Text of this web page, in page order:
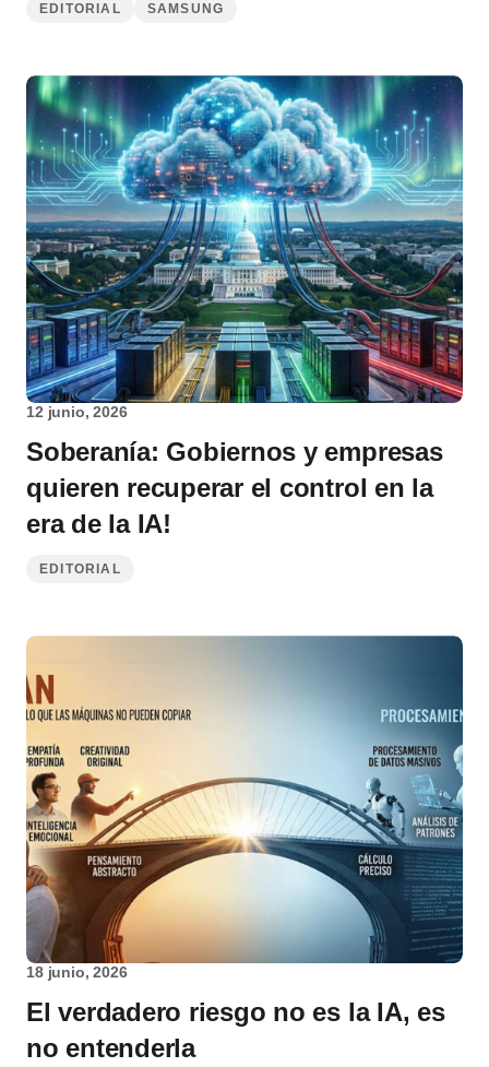
EDITORIAL SAMSUNG
12 junio, 2026
Soberanía: Gobiernos y empresas
quieren recuperar el control en la
era de la IA!
EDITORIAL
18 junio, 2026
El verdadero riesgo no es la IA, es
no entenderla